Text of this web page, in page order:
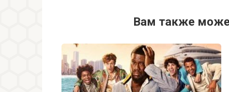
Вам также